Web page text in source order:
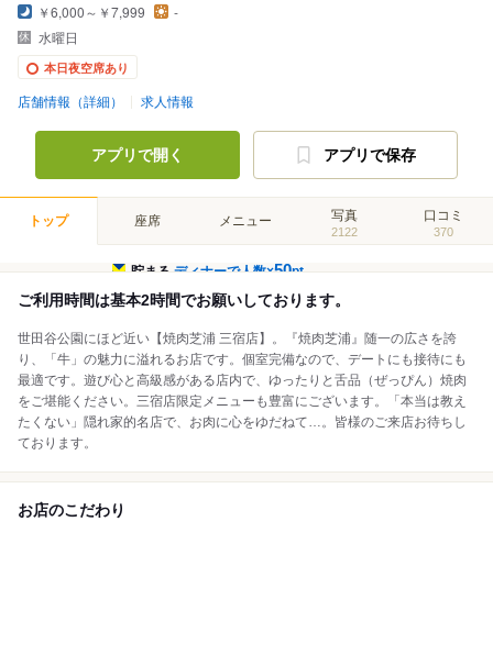
￥6,000～￥7,999
-
水曜日
本日夜空席あり
店舗情報（詳細） 求人情報
アプリで開く アプリで保存
トップ 座席 メニュー 写真
2122
口コミ
370
貯まるディナーで人数×50pt
ご利用時間は基本2時間でお願いしております。
世田谷公園にほど近い【焼肉芝浦 三宿店】。『焼肉芝浦』随一の広さを誇
り、「牛」の魅力に溢れるお店です。個室完備なので、デートにも接待にも
最適です。遊び心と高級感がある店内で、ゆったりと舌品（ぜっぴん）焼肉
をご堪能ください。三宿店限定メニューも豊富にございます。「本当は教え
たくない」隠れ家的名店で、お肉に心をゆだねて…。皆様のご来店お待ちし
ております。
お店のこだわり